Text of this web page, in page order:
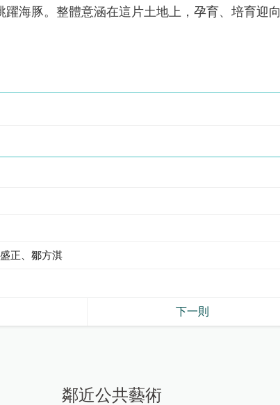
海豚。整體意涵在這片土地上，孕育、培育迎向
正、鄒方淇
下一則
鄰近公共藝術